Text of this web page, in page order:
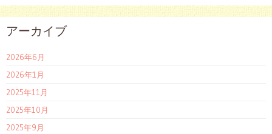
アーカイブ
2026年6月
2026年1月
2025年11月
2025年10月
2025年9月